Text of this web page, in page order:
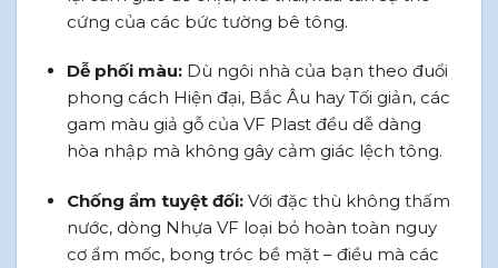
cứng của các bức tường bê tông.
Dễ phối màu:Dù ngôi nhà của bạn theo đuổi
phong cách Hiện đại, Bắc Âu hay Tối giản, các
gam màu giả gỗ của VF Plast đều dễ dàng
hòa nhập mà không gây cảm giác lệch tông.
Chống ẩm tuyệt đối:Với đặc thù không thấm
nước, dòng Nhựa VF loại bỏ hoàn toàn nguy
cơ ẩm mốc, bong tróc bề mặt – điều mà các